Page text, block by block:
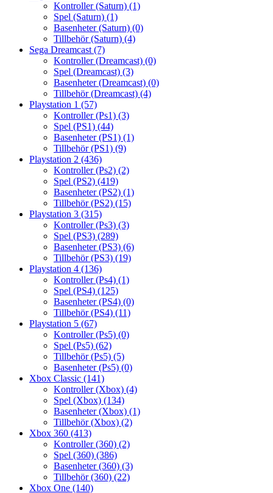
Kontroller (Saturn) (1)
Spel (Saturn) (1)
Basenheter (Saturn) (0)
Tillbehör (Saturn) (4)
Sega Dreamcast (7)
Kontroller (Dreamcast) (0)
Spel (Dreamcast) (3)
Basenheter (Dreamcast) (0)
Tillbehör (Dreamcast) (4)
Playstation 1 (57)
Kontroller (Ps1) (3)
Spel (PS1) (44)
Basenheter (PS1) (1)
Tillbehör (PS1) (9)
Playstation 2 (436)
Kontroller (Ps2) (2)
Spel (PS2) (419)
Basenheter (PS2) (1)
Tillbehör (PS2) (15)
Playstation 3 (315)
Kontroller (Ps3) (3)
Spel (PS3) (289)
Basenheter (PS3) (6)
Tillbehör (PS3) (19)
Playstation 4 (136)
Kontroller (Ps4) (1)
Spel (PS4) (125)
Basenheter (PS4) (0)
Tillbehör (PS4) (11)
Playstation 5 (67)
Kontroller (Ps5) (0)
Spel (Ps5) (62)
Tillbehör (Ps5) (5)
Basenheter (Ps5) (0)
Xbox Classic (141)
Kontroller (Xbox) (4)
Spel (Xbox) (134)
Basenheter (Xbox) (1)
Tillbehör (Xbox) (2)
Xbox 360 (413)
Kontroller (360) (2)
Spel (360) (386)
Basenheter (360) (3)
Tillbehör (360) (22)
Xbox One (140)